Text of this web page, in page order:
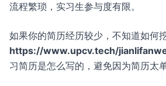
流程繁琐，实习生参与度有限。
如果你的简历经历较少，不知道如何
https://www.upcv.tech/
习简历是怎么写的，避免因为简历太